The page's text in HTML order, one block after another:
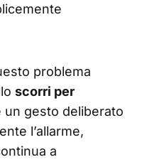
problema
scorri per
un gesto deliberato
l’allarme,
a